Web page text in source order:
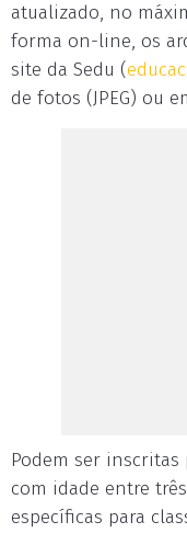
atualizado, no
forma on-line, os
site da Sedu (
de fotos (JPEG) ou
Podem ser inscritas
com idade entre
específicas para